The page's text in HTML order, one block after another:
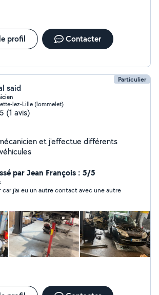
profil Contacter
Particulier
said
lez-Lille (lommelet)
(1 avis)
et j'effectue différents
par Jean François : 5/5
car j'ai eu un autre contact avec une autre